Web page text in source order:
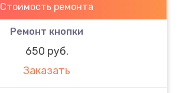
Стоимость ремонта
Ремонт кнопки
650 руб.
Заказать